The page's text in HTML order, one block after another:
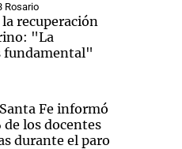
Rosario
recuperación
"La
fundamental"
Fe informó
los docentes
durante el paro